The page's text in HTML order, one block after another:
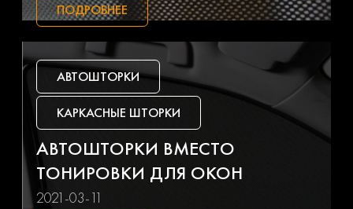
Gac Geely
Genesis Gmc
Great wall Haval
Hummer Hyundai
ПОДРОБНЕЕ
АВТОШТОРКИ
КАРКАСНЫЕ ШТОРКИ
АВТОШТОРКИ ВМЕСТО
ТОНИРОВКИ ДЛЯ ОКОН
2021-03-11